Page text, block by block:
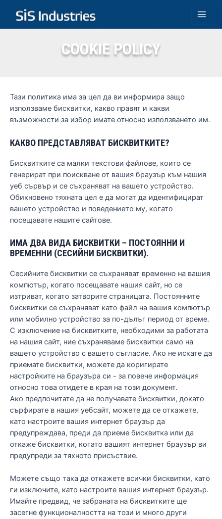
content
COOKIE POLICY
Тази политика има за цел да ви информира защо
използваме бисквитки, какво правят и какви
възможности за избор имате относно използването им.
КАКВО ПРЕДСТАВЛЯВАТ БИСКВИТКИТЕ?
Бисквитките са малки текстови файлове, които се
генерират при поискване от вашия браузър към нашия
уеб сървър и се съхраняват на вашето устройство.
Обикновено тяхната цел е да могат да идентифицират
вашето устройство и поведението му, когато
посещавате нашите сайтове.
ИМА ДВА ВИДА БИСКВИТКИ – ПОСТОЯННИ И
ВРЕМЕННИ (СЕСИЙНИ БИСКВИТКИ).
Сесийните бисквитки се съхраняват временно на вашия
компютър, когато посещавате нашия сайт, но се
изтриват, когато затворите страницата. Постоянните
бисквитки се съхраняват като файл на вашия компютър
или мобилно устройство за по-дълъг период от време.
С изключение на бисквитките, необходими за работата
на нашия сайт, ние съхраняваме бисквитки само на
вашето устройство с вашето съгласие. Ако не искате да
приемате бисквитки, можете да коригирате
настройките на браузъра си - за повече информация
относно това отидете в края на този документ.
Ако предпочитате да не получавате бисквитки, докато
сърфирате в нашия уебсайт, можете да се откажете,
като настроите вашия интернет браузър да
предупреждава, преди да приеме бисквитка или да
откаже бисквитки, когато вашият интернет браузър ви
предупреди за тяхното присъствие.
Можете също така да откажете всички бисквитки, като
ги изключите, като настроите вашия интернет браузър.
Имайте предвид, че забраната на бисквитките ще
засегне функционалността на този и много други